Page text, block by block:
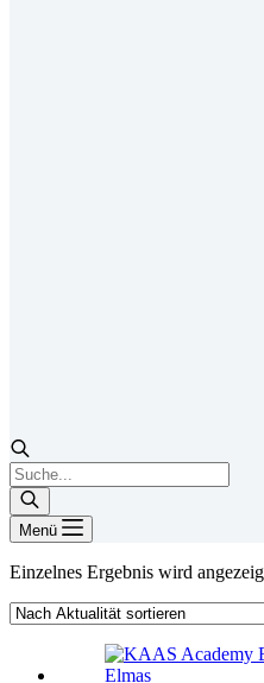
Products
search
Menü
Einzelnes Ergebnis wird